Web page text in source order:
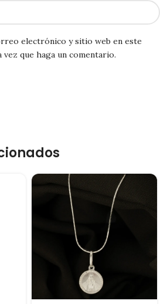
electrónico y sitio web en este
que haga un comentario.